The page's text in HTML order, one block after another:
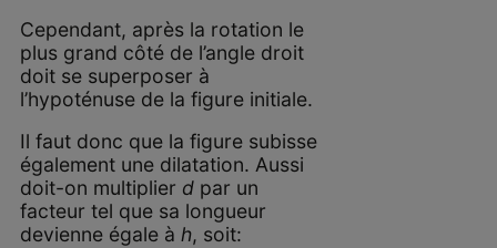
Cependant, après la rotation le
plus grand côté de l’angle droit
doit se superposer à
l’hypoténuse de la figure initiale.
Il faut donc que la figure subisse
également une dilatation. Aussi
doit-on multiplier dpar un
facteur tel que sa longueur
devienne égale à h, soit: